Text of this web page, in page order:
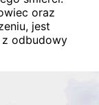
oraz
jest
z odbudowy